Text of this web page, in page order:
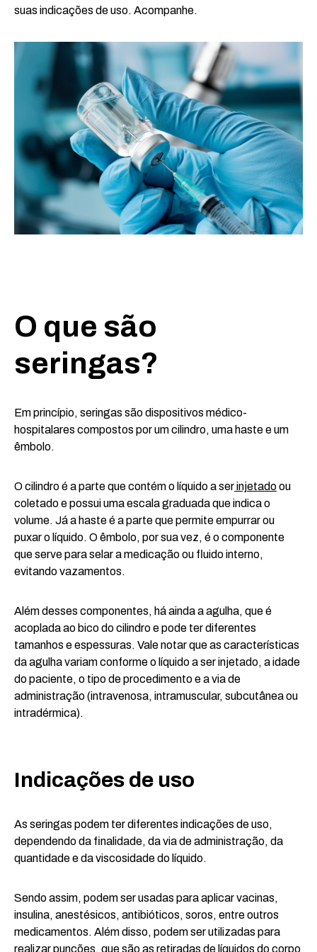
suas indicações de uso. Acompanhe.
O que são
seringas?
Em princípio, seringas são dispositivos médico-
hospitalares compostos por um cilindro, uma haste e um
êmbolo.
O cilindro é a parte que contém o líquido a serinjetadoou
coletado e possui uma escala graduada que indica o
volume. Já a haste é a parte que permite empurrar ou
puxar o líquido. O êmbolo, por sua vez, é o componente
que serve para selar a medicação ou fluido interno,
evitando vazamentos.
Além desses componentes, há ainda a agulha, que é
acoplada ao bico do cilindro e pode ter diferentes
tamanhos e espessuras. Vale notar que as características
da agulha variam conforme o líquido a ser injetado, a idade
do paciente, o tipo de procedimento e a via de
administração (intravenosa, intramuscular, subcutânea ou
intradérmica).
Indicações de uso
As seringas podem ter diferentes indicações de uso,
dependendo da finalidade, da via de administração, da
quantidade e da viscosidade do líquido.
Sendo assim, podem ser usadas para aplicar vacinas,
insulina, anestésicos, antibióticos, soros, entre outros
medicamentos. Além disso, podem ser utilizadas para
realizar punções, que são as retiradas de líquidos do corpo